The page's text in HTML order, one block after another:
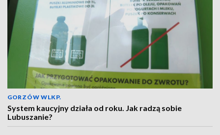
GORZÓW WLKP.
System kaucyjny działa od roku. Jak radzą sobie
Lubuszanie?